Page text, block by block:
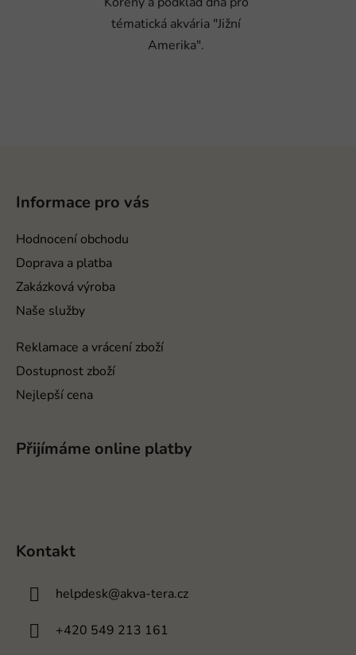
tématická akvária "Jižní
Amerika".
Informace pro vás
Hodnocení obchodu
Doprava a platba
Zakázková výroba
Naše služby
Reklamace a vrácení zboží
Dostupnost zboží
Nejlepší cena
Přijímáme online platby
Kontakt
helpdesk@akva-tera.cz
+420 549 213 161